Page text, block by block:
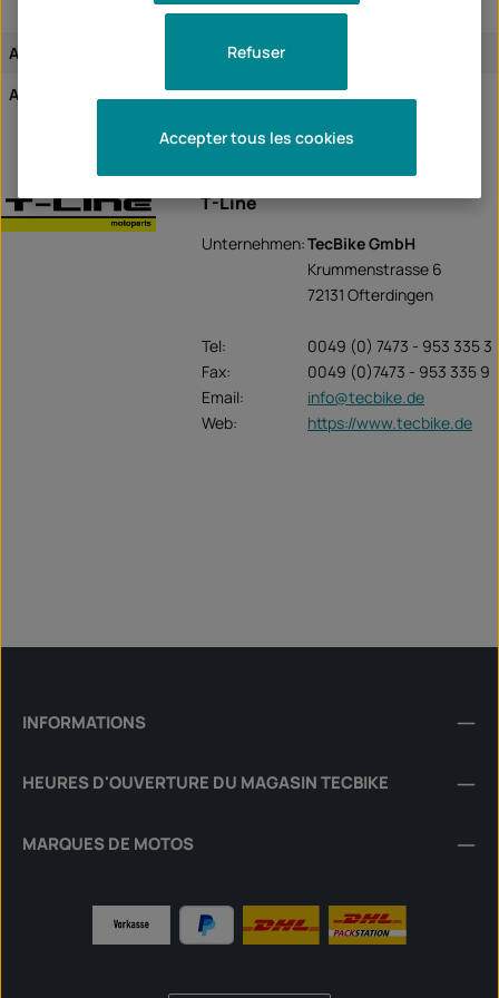
Approbation:
L'ECE testée
Attribution de l'article:
spécifique aux véhicules
T-Line
Unternehmen:TecBike GmbH
Krummenstrasse 6
72131 Ofterdingen
Tel:
0049 (0) 7473 - 953 335 3
Fax:
0049 (0)7473 - 953 335 9
Email:
info@tecbike.de
Web:
https://www.tecbike.de
INFORMATIONS
HEURES D'OUVERTURE DU MAGASIN TECBIKE
MARQUES DE MOTOS
Refuser
Accepter tous les cookies